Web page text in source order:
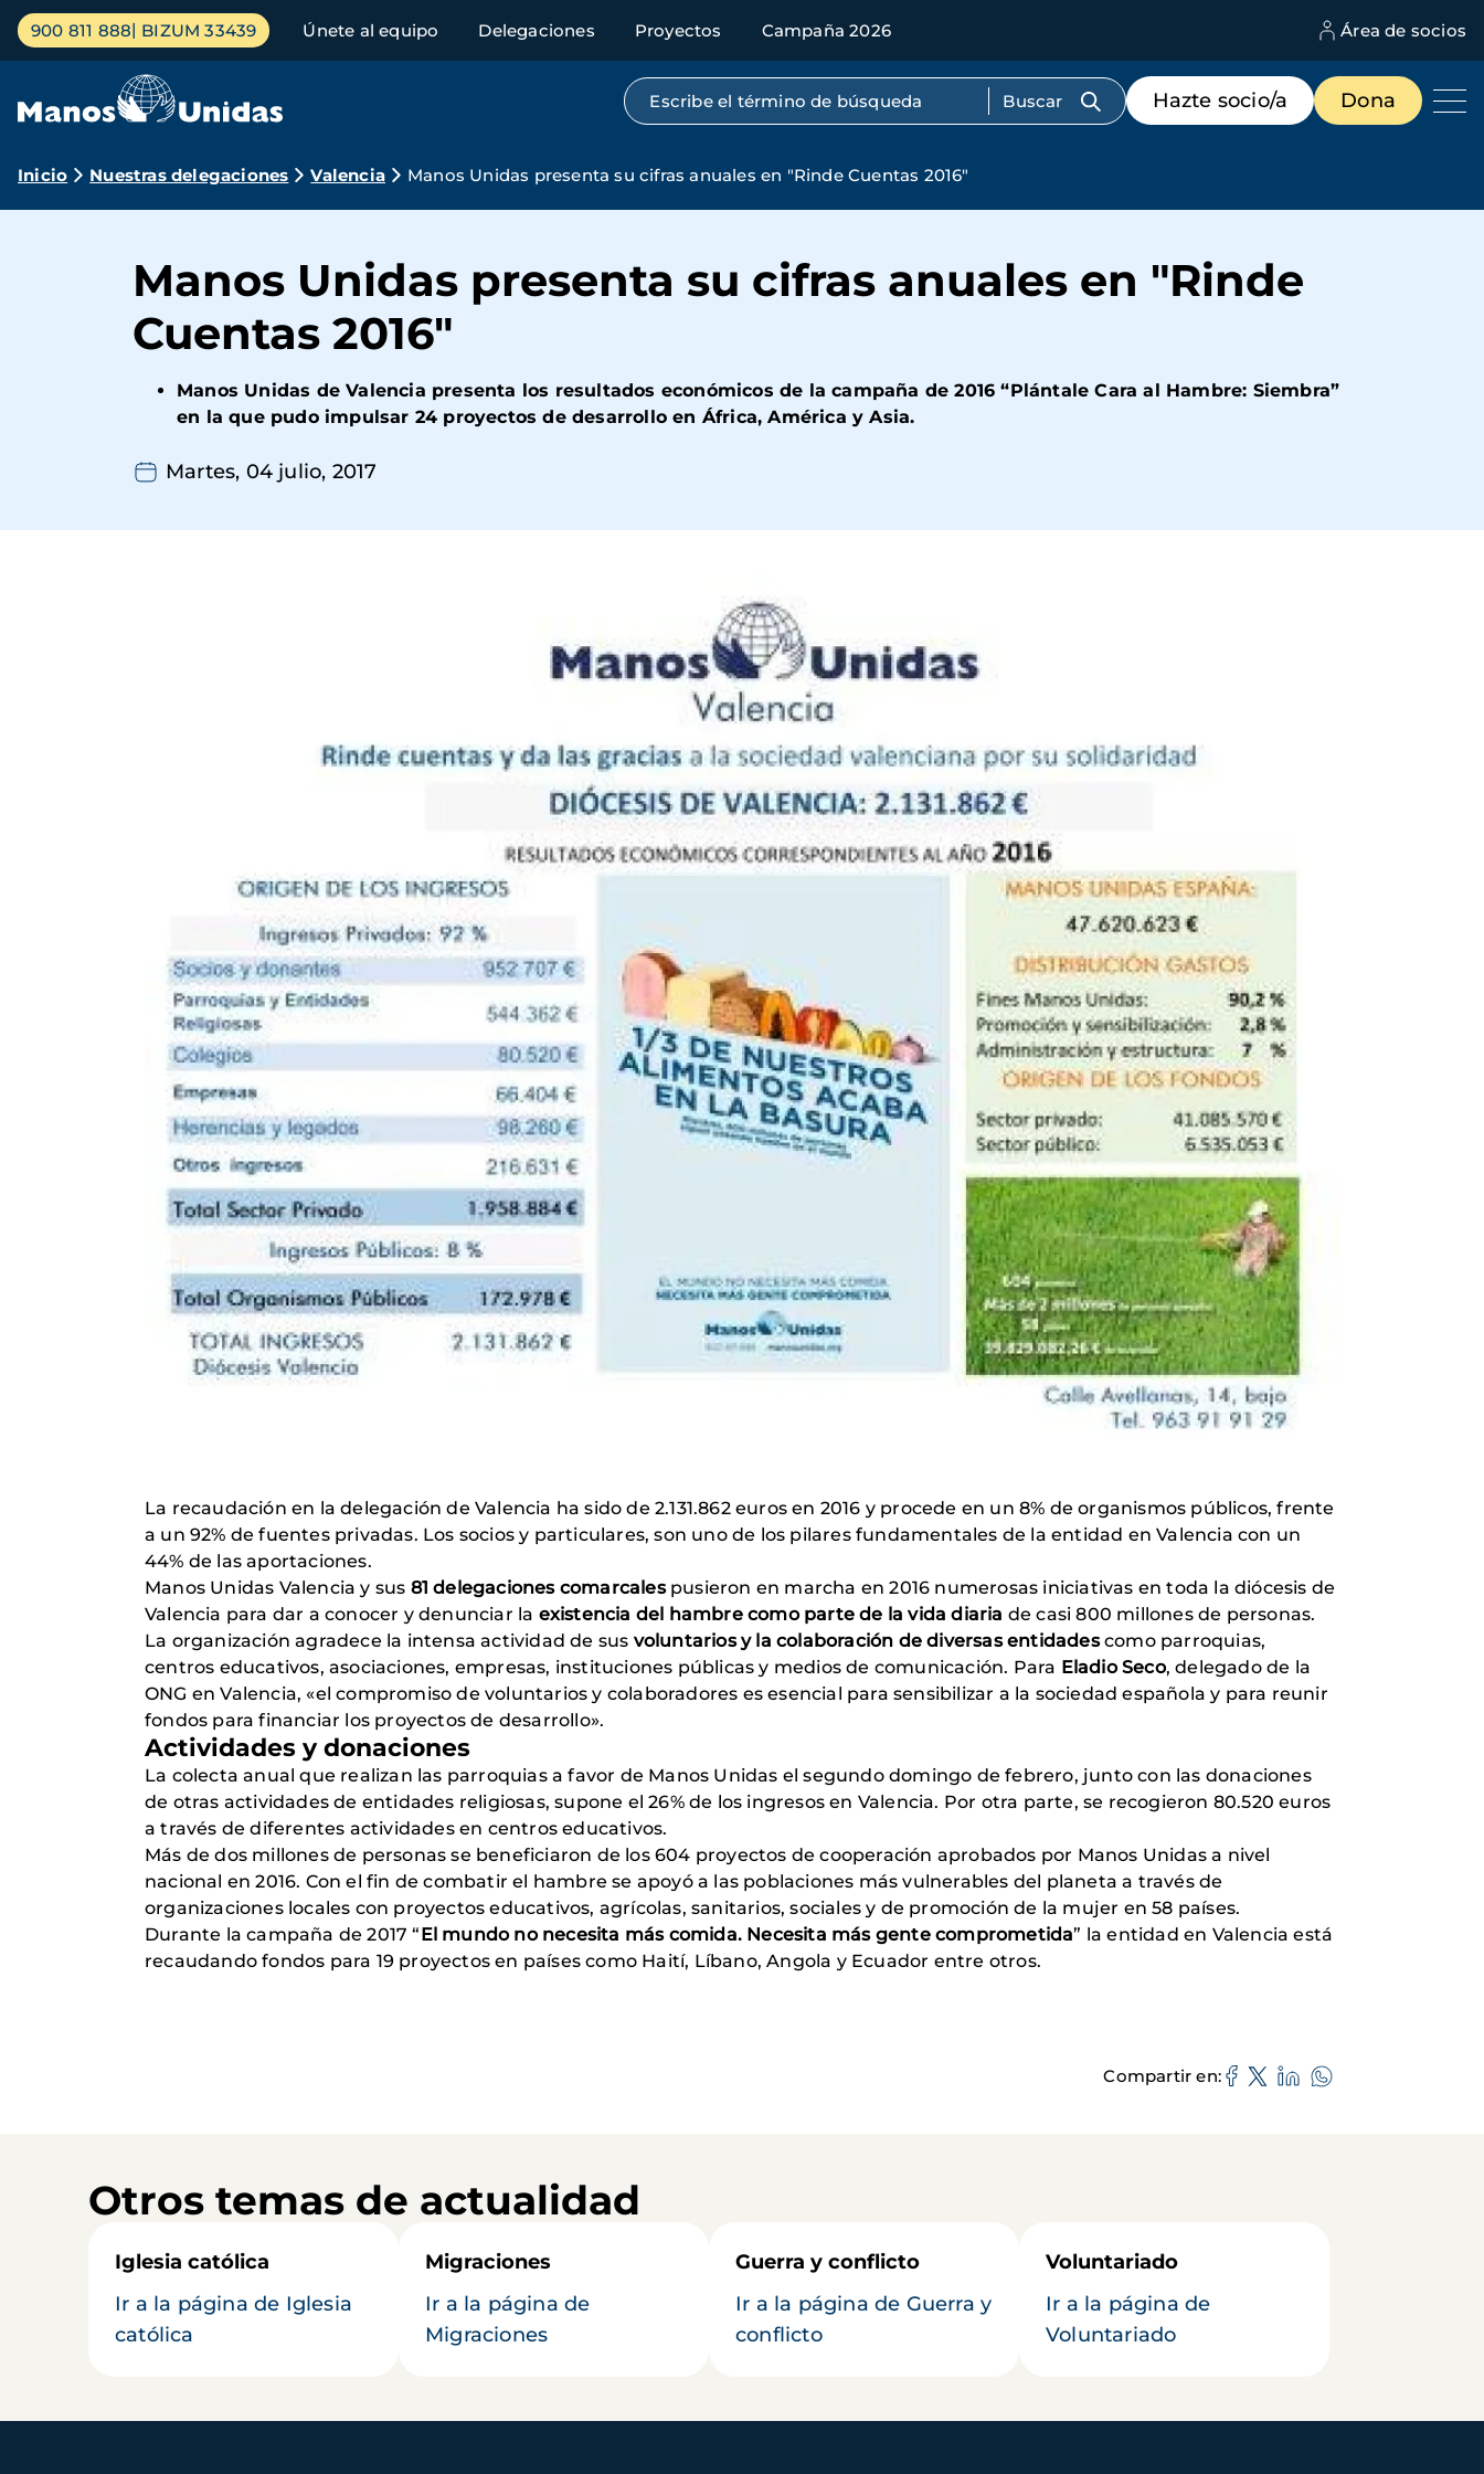
Pasar
contenido
Menú
principal
900 811 888 BIZUM 33439 Únete al equipo Delegaciones Proyectos Campaña 2026 Área de socios
Búsqueda por texto completo
Menú
de
destacados
Hazte socio/a Dona
Ruta
navegación
Inicio Nuestras delegaciones Valencia Manos Unidas presenta su cifras anuales en "Rinde Cuentas 2016"
Manos Unidas presenta su cifras anuales en "Rinde
Cuentas 2016"
Manos Unidas de Valencia presenta los resultados económicos de la campaña de 2016 “Plántale Cara al Hambre: Siembra”
en la que pudo impulsar 24 proyectos de desarrollo en África, América y Asia.
Martes, 04 julio, 2017
La recaudación en la delegación de Valencia ha sido de 2.131.862 euros en 2016 y procede en un 8% de organismos públicos, frente
a un 92% de fuentes privadas. Los socios y particulares, son uno de los pilares fundamentales de la entidad en Valencia con un
44% de las aportaciones.
Manos Unidas Valencia y sus 81 delegaciones comarcalespusieron en marcha en 2016 numerosas iniciativas en toda la diócesis de
Valencia para dar a conocer y denunciar la existencia del hambre como parte de la vida diaria de casi 800 millones de personas.
La organización agradece la intensa actividad de sus voluntarios y la colaboración de diversas entidadescomo parroquias,
centros educativos, asociaciones, empresas, instituciones públicas y medios de comunicación. Para Eladio Seco, delegado de la
ONG en Valencia, «el compromiso de voluntarios y colaboradores es esencial para sensibilizar a la sociedad española y para reunir
fondos para financiar los proyectos de desarrollo».
Actividades y donaciones
La colecta anual que realizan las parroquias a favor de Manos Unidas el segundo domingo de febrero, junto con las donaciones
de otras actividades de entidades religiosas, supone el 26% de los ingresos en Valencia. Por otra parte, se recogieron 80.520 euros
a través de diferentes actividades en centros educativos.
Más de dos millones de personas se beneficiaron de los 604 proyectos de cooperación aprobados por Manos Unidas a nivel
nacional en 2016. Con el fin de combatir el hambre se apoyó a las poblaciones más vulnerables del planeta a través de
organizaciones locales con proyectos educativos, agrícolas, sanitarios, sociales y de promoción de la mujer en 58 países.
Durante la campaña de 2017 “El mundo no necesita más comida. Necesita más gente comprometida” la entidad en Valencia está
recaudando fondos para 19 proyectos en países como Haití, Líbano, Angola y Ecuador entre otros.
Compartir en
Otros temas de actualidad
Iglesia católica
Ir a la página de Iglesia
católica
Migraciones
Ir a la página de
Migraciones
Guerra y conflicto
Ir a la página de Guerra y
conflicto
Voluntariado
Ir a la página de
Voluntariado